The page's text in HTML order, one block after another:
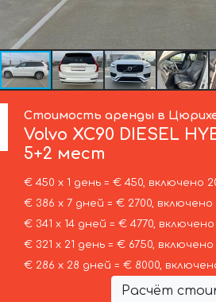
Стоимость аренды в
Volvo XC90 DIESEL
5+2 мест
€ 450 х 1 день = € 450, включено
€ 386 х 7 дней = € 2700, включено
€ 341 х 14 дней = € 4770,
€ 321 х 21 день = € 6750,
€ 286 х 28 дней = € 8000,
Расчёт